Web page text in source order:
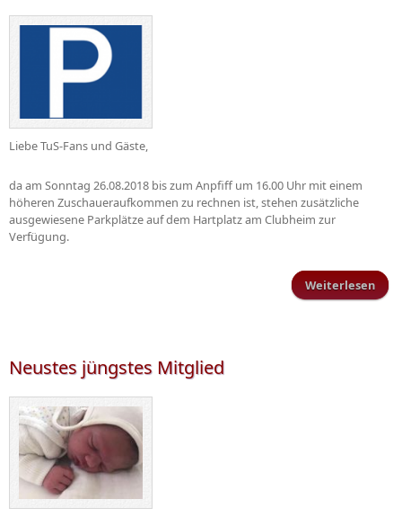
Liebe TuS-Fans und Gäste,
da am Sonntag 26.08.2018 bis zum Anpfiff um 16.00 Uhr mit einem
höheren Zuschaueraufkommen zu rechnen ist, stehen zusätzliche
ausgewiesene Parkplätze auf dem Hartplatz am Clubheim zur
Verfügung.
Weiterlesen
Neustes jüngstes Mitglied